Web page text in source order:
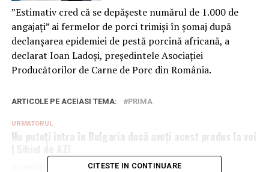
”Estimativ cred că se depășeste numărul de 1.000 de
angajați” ai fermelor de porci trimiși în șomaj după
declanșarea epidemiei de pestă porcină africană, a
declarat Ioan Ladoși, președintele Asociației
Producătorilor de Carne de Porc din România.
ARTICOLE PE ACEIASI TEMA: PRIMA
URMATORUL
Nu puteți intra în Bulgaria dacă aveți acest produs la voi
CITESTE IN CONTINUARE